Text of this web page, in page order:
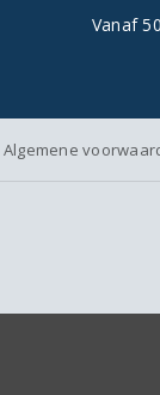
Vanaf
Algemene